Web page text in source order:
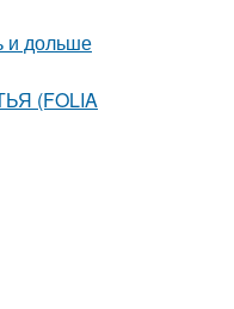
и дольше
(FOLIA